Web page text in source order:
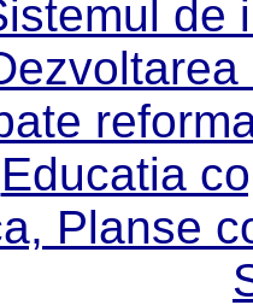
de
Educatia
Planse